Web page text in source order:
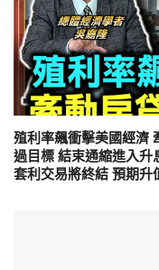
殖利率飆衝擊美國經濟
過目標 結束通縮進入
套利交易將終結 預期升